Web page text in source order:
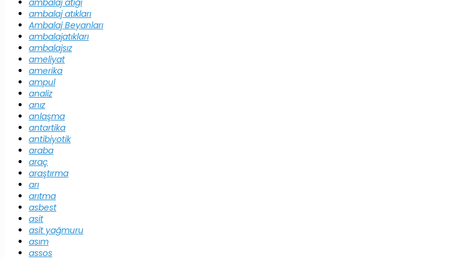
ambalaj atığı
ambalaj atıkları
Ambalaj Beyanları
ambalajatıkları
ambalajsız
ameliyat
amerika
ampul
analiz
anız
anlaşma
antartika
antibiyotik
araba
araç
araştırma
arı
arıtma
asbest
asit
asit yağmuru
asım
assos